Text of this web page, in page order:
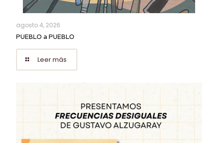
agosto 4, 2026
PUEBLO a PUEBLO
Leer más